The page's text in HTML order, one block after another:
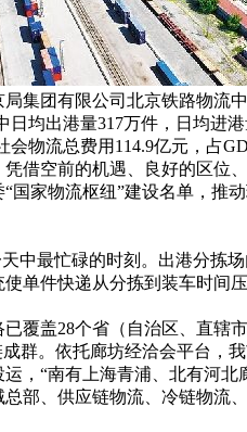
集团有限公司北京铁路物流
均出港量317万件，日均进港
物流总费用114.9亿元，占
借空前的机遇、良好的区位
家物流枢纽”建设名单，推
中最忙碌的时刻。出港分拣
单件快递从分拣到装车时间
覆盖28个省（自治区、直辖
群。依托廊坊经洽会平台
“南有上海青浦、北有河北
部、供应链物流、冷链物流